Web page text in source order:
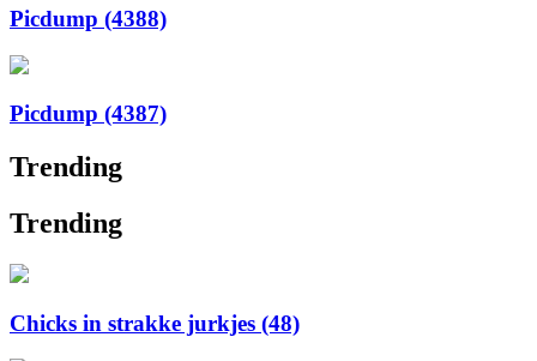
Picdump (4388)
Picdump (4387)
Trending
Trending
Chicks in strakke jurkjes (48)